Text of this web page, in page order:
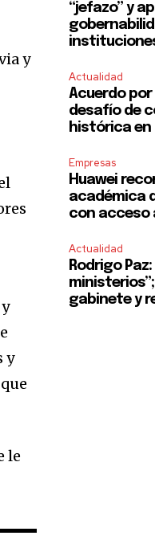
SUBSCRIBE
accept the
y
y
le
“jefazo” y
Actualidad
Acuerdo por
desafío de
histórica en
Empresas
Huawei
académica
con acceso
Actualidad
Rodrigo
gabinete y